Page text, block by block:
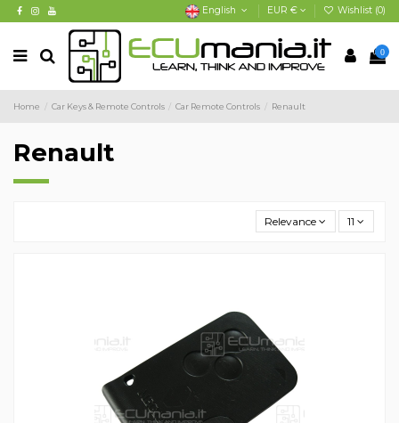
English EUR € Wishlist (0)
0
Home Car Keys & Remote Controls Car Remote Controls Renault
Renault
Relevance 11